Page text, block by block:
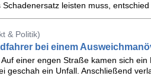
leisten muss, entschied
& Politik)
bei einem
einer engen Straße kamen sich
geschah ein Unfall. Anschließend